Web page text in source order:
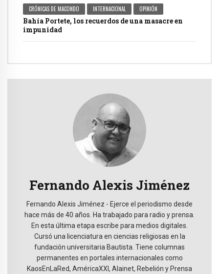
CRÓNICAS DE MACONDO INTERNACIONAL OPINIÓN
Bahía Portete, los recuerdos de una masacre en
impunidad
Fernando Alexis Jiménez
Fernando Alexis Jiménez - Ejerce el periodismo desde
hace más de 40 años. Ha trabajado para radio y prensa.
En esta última etapa escribe para medios digitales.
Cursó una licenciatura en ciencias religiosas en la
fundación universitaria Bautista. Tiene columnas
permanentes en portales internacionales como
KaosEnLaRed, AméricaXXI, Alainet, Rebelión y Prensa